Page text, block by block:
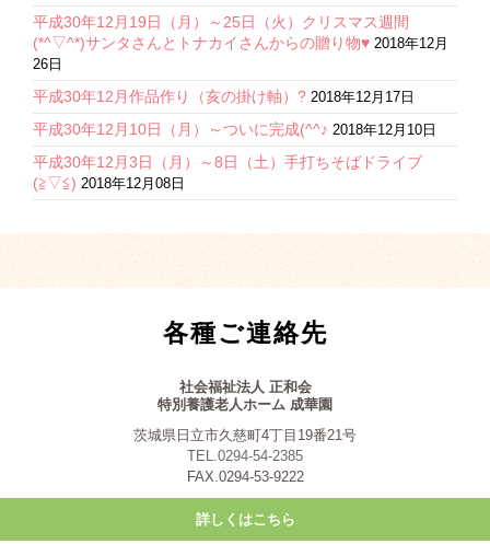
平成30年12月19日（月）～25日（火）クリスマス週間
(*^▽^*)サンタさんとトナカイさんからの贈り物♥ 2018年12月
26日
平成30年12月作品作り（亥の掛け軸）? 2018年12月17日
平成30年12月10日（月）～ついに完成(^^♪ 2018年12月10日
平成30年12月3日（月）～8日（土）手打ちそばドライブ
(≧▽≦) 2018年12月08日
各種ご連絡先
社会福祉法人 正和会
特別養護老人ホーム 成華園
茨城県日立市久慈町4丁目19番21号
TEL.0294-54-2385
FAX.0294-53-9222
詳しくはこちら